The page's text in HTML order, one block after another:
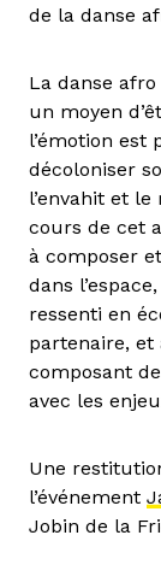
de la danse
La danse afro
un moyen
l’émotion est
décoloniser
l’envahit et
cours de cet
à composer
dans
ressenti en
partenaire, et
composant
avec les
Une
l’événement
Jobin de la